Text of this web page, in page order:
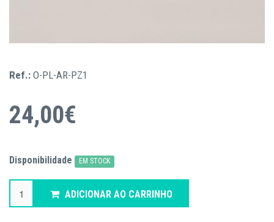
Ref.: O-PL-AR-PZ1
24,00€
Disponibilidade EM STOCK
ADICIONAR AO CARRINHO